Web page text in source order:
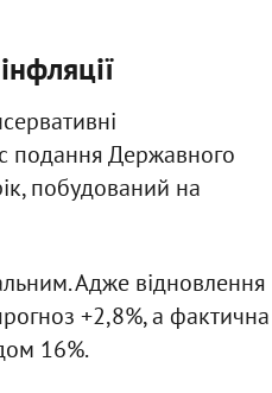
подання Державного
побудований на
Адже відновлення
+2,8%, а фактична
16%.